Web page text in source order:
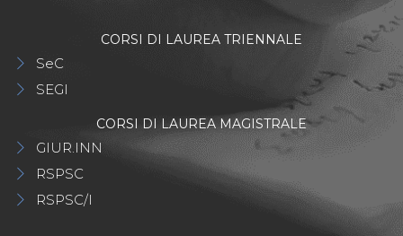
CORSI DI LAUREA TRIENNALE
SeC
SEGI
CORSI DI LAUREA MAGISTRALE
GIUR.INN
RSPSC
RSPSC/I